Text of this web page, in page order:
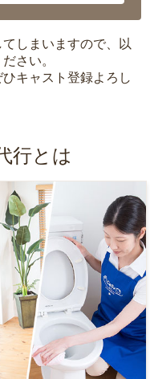
しまいますので、以
さい。
キャスト登録よろし
行とは